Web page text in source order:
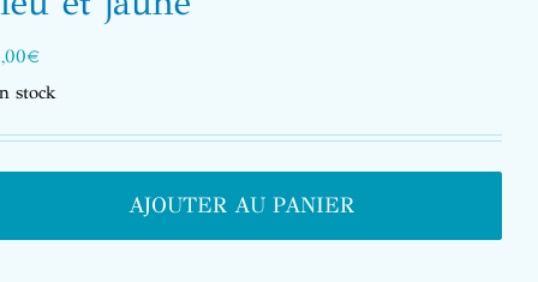
€
stock
AJOUTER AU PANIER